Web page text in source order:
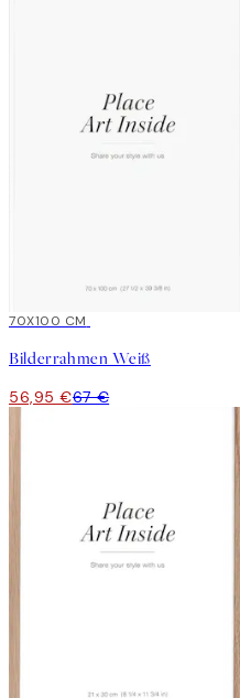
15%*
70X100 CM
Bilderrahmen Weiß
56,95 €67 €